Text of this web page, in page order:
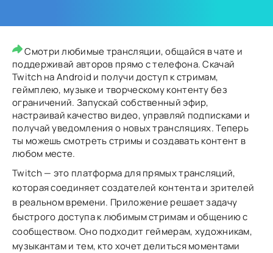
Смотри любимые трансляции, общайся в чате и
поддерживай авторов прямо с телефона. Скачай
Twitch на Android и получи доступ к стримам,
геймплею, музыке и творческому контенту без
ограничений. Запускай собственный эфир,
настраивай качество видео, управляй подписками и
получай уведомления о новых трансляциях. Теперь
ты можешь смотреть стримы и создавать контент в
любом месте.
Twitch — это платформа для прямых трансляций,
которая соединяет создателей контента и зрителей
в реальном времени. Приложение решает задачу
быстрого доступа к любимым стримам и общению с
сообществом. Оно подходит геймерам, художникам,
музыкантам и тем, кто хочет делиться моментами